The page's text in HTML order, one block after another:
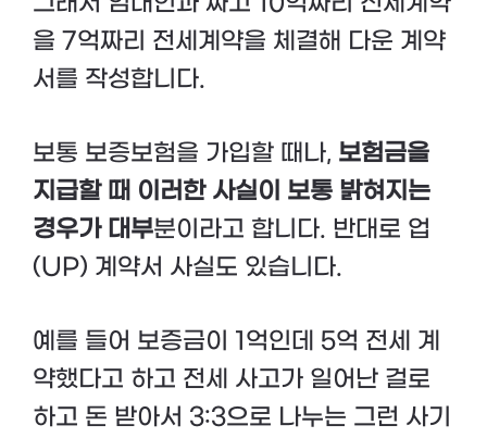
을 7억짜리 전세계약을 체결해 다운 계약
서를 작성합니다.
보통 보증보험을 가입할 때나, 보험금을
지급할 때 이러한 사실이 보통 밝혀지는
경우가 대부분이라고 합니다. 반대로 업
(UP) 계약서 사실도 있습니다.
예를 들어 보증금이 1억인데 5억 전세 계
약했다고 하고 전세 사고가 일어난 걸로
하고 돈 받아서 3:3으로 나누는 그런 사기